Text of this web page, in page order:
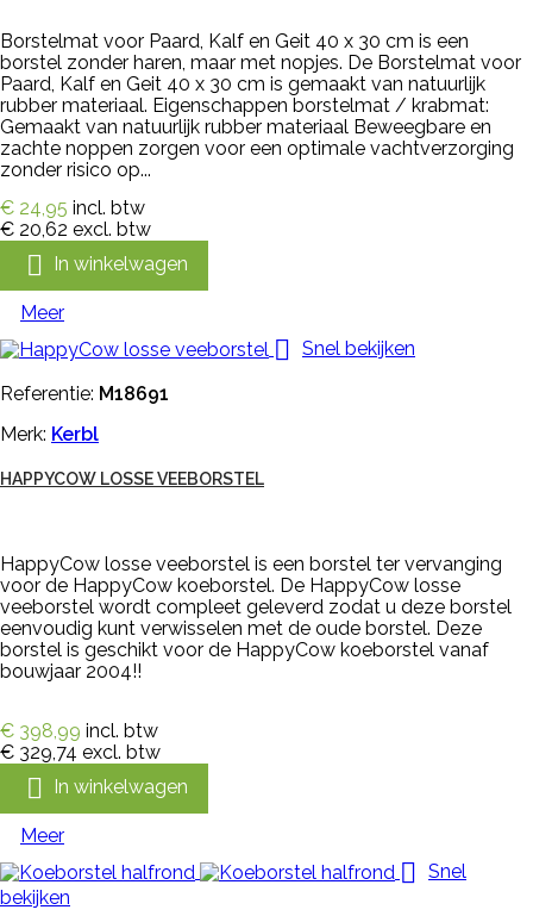
Borstelmat voor Paard, Kalf en Geit 40 x 30 cm is een
borstel zonder haren, maar met nopjes. De Borstelmat voor
Paard, Kalf en Geit 40 x 30 cm is gemaakt van natuurlijk
rubber materiaal. Eigenschappen borstelmat / krabmat:
Gemaakt van natuurlijk rubber materiaal Beweegbare en
zachte noppen zorgen voor een optimale vachtverzorging
zonder risico op...
€ 24,95 incl. btw
€ 20,62 excl. btw
 In winkelwagen
Meer

Snel bekijken
Referentie: M18691
Merk: Kerbl
HAPPYCOW LOSSE VEEBORSTEL
HappyCow losse veeborstel is een borstel ter vervanging
voor de HappyCow koeborstel. De HappyCow losse
veeborstel wordt compleet geleverd zodat u deze borstel
eenvoudig kunt verwisselen met de oude borstel. Deze
borstel is geschikt voor de HappyCow koeborstel vanaf
bouwjaar 2004!!
€ 398,99 incl. btw
€ 329,74 excl. btw
 In winkelwagen
Meer

Snel
bekijken